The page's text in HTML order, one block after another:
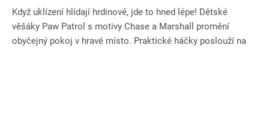
Když uklízení hlídají hrdinové, jde to hned lépe! Dětské
věšáky Paw Patrol s motivy Chase a Marshall promění
obyčejný pokoj v hravé místo. Praktické háčky poslouží na